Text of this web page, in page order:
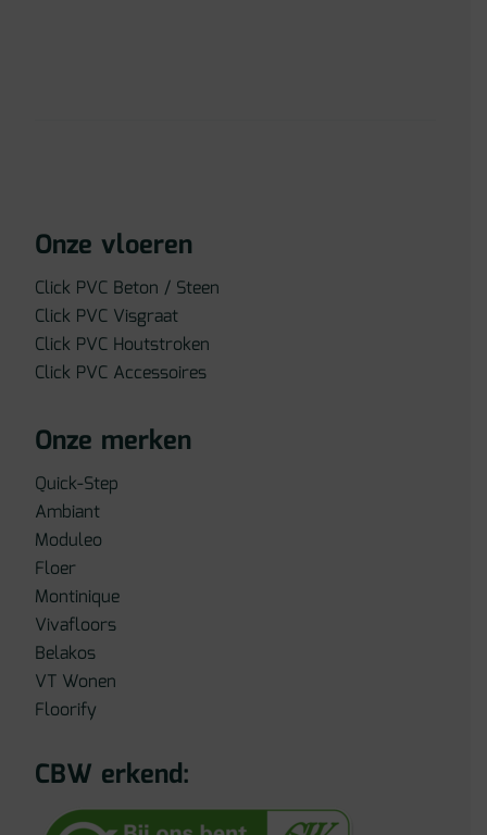
Onze vloeren
Click PVC Beton / Steen
Click PVC Visgraat
Click PVC Houtstroken
Click PVC Accessoires
Onze merken
Quick-Step
Ambiant
Moduleo
Floer
Montinique
Vivafloors
Belakos
VT Wonen
Floorify
CBW erkend: